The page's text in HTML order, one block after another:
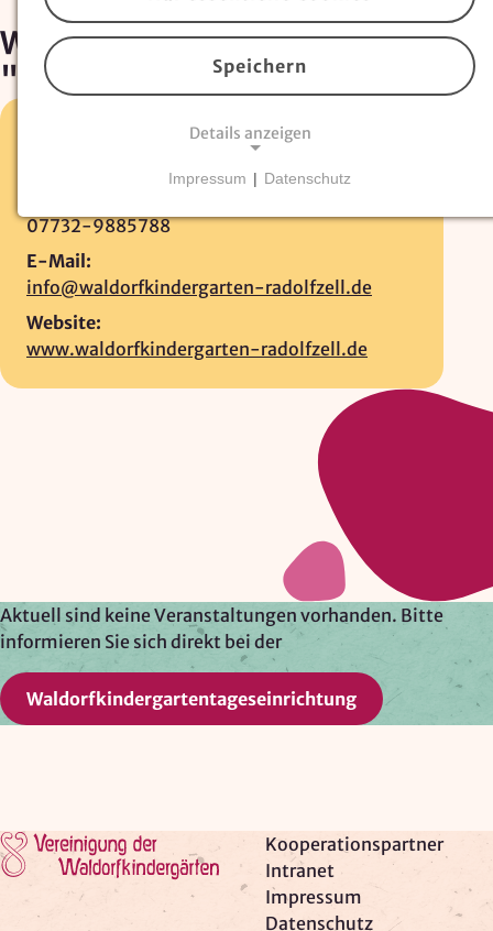
Waldorfkindergarten
"Sieben Zwerge"
Konstanzer Str. 49 •78315 Radolfzell
07732-988816
07732-9885788
E-Mail:
info@waldorfkindergarten-radolfzell.de
Website:
www.waldorfkindergarten-radolfzell.de
Aktuell sind keine Veranstaltungen vorhanden. Bitte
informieren Sie sich direkt bei der
Waldorfkindergartentageseinrichtung
Zur Startseite
Kooperationspartner
Intranet
Impressum
Datenschutz
Speichern
Details anzeigen
Essentielle Cookies
Website erforderlich und können nicht deaktiviert
werden. Hierzu zählen technisch notwendige
Adresssuche über
Google Places Autocomplete
Rechtsgrundlage: Art. 6 Abs. 1 lit. f DSGVO
Drittlandübermittlung: möglich
OPTIONAL
Optionale Cookies(z. B. für Karten von Mapbox,
Mapbox
Impressum | Datenschutz